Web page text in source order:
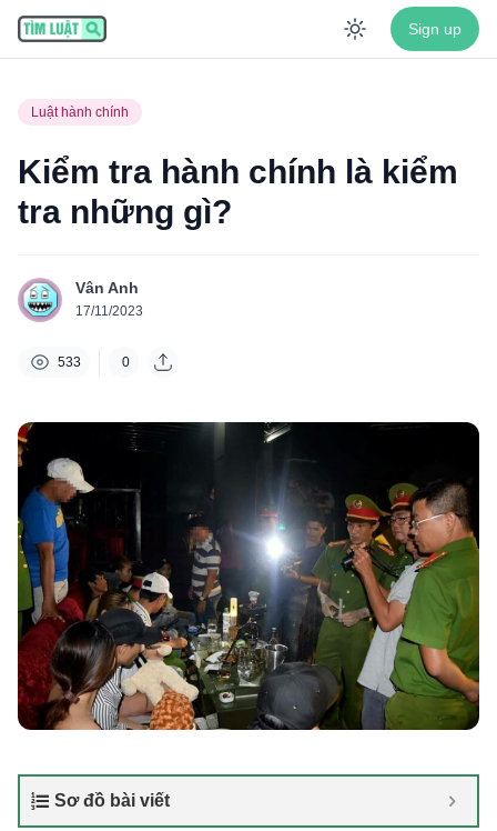
Enable
Sign up
Luật hành chính
Kiểm tra hành chính là kiểm
tra những gì?
Vân Anh
17/11/2023
533 0
Sơ đồ bài viết